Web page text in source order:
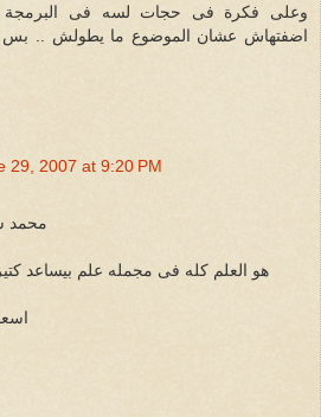
وعلى فكرة فى حجات لسه فى البرمجة
اضفتهاش عشان الموضوع ما يطولش .. بس
29, 2007 at 9:20 PM
محمد
هو العلم كله فى مجمله علم بيساعد